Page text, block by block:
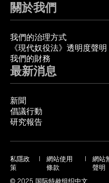
關於我們
我們的治理方式
《現代奴役法》透明度聲明
我們的財務
最新消息
新聞
倡議行動
研究報告
私隱政
策
網站使用
條款
網站
聲明
© 2025 国际特赦组织中文